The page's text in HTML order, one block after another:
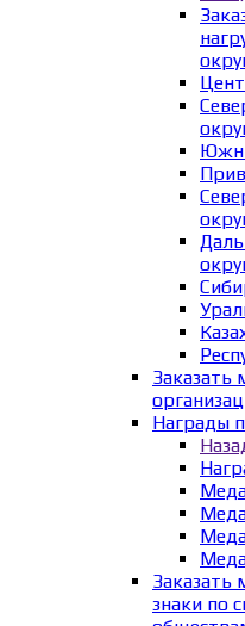
Заказать
Награды
Заказать
знаки по